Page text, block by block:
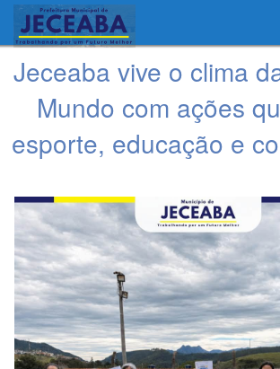
Jeceaba vive o clima
Mundo com ações
esporte, educação e